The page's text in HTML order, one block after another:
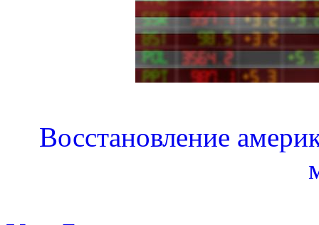
Восстановление